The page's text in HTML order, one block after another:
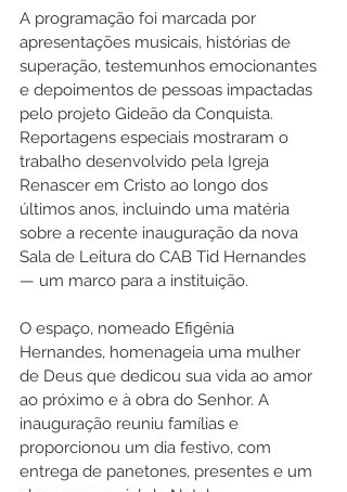
A programação foi marcada por
apresentações musicais, histórias de
superação, testemunhos emocionantes
e depoimentos de pessoas impactadas
pelo projeto Gideão da Conquista.
Reportagens especiais mostraram o
trabalho desenvolvido pela Igreja
Renascer em Cristo ao longo dos
últimos anos, incluindo uma matéria
sobre a recente inauguração da nova
Sala de Leitura do CAB Tid Hernandes
— um marco para a instituição.
O espaço, nomeado Efigênia
Hernandes, homenageia uma mulher
de Deus que dedicou sua vida ao amor
ao próximo e à obra do Senhor. A
inauguração reuniu famílias e
proporcionou um dia festivo, com
entrega de panetones, presentes e um